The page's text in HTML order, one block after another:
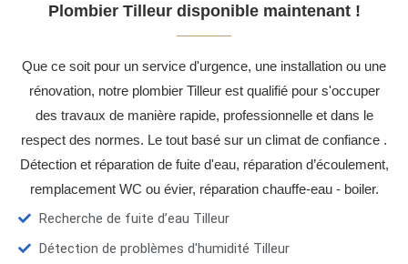
Plombier Tilleur disponible maintenant !
Que ce soit pour un service d'urgence, une installation ou une
rénovation, notre plombier Tilleur est qualifié pour s'occuper
des travaux de manière rapide, professionnelle et dans le
respect des normes. Le tout basé sur un climat de confiance .
Détection et réparation de fuite d'eau, réparation d’écoulement,
remplacement WC ou évier, réparation chauffe-eau - boiler.
Recherche de fuite d’eau Tilleur
Détection de problèmes d'humidité Tilleur